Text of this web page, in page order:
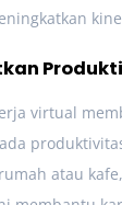
virtual
atau